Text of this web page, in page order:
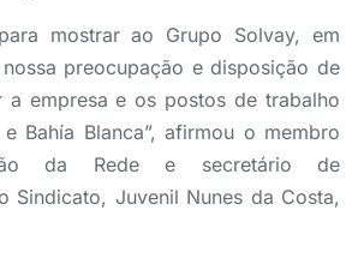
mostrar ao Grupo Solvay, em
preocupação e disposição de
a empresa e os postos de trabalho
Bahía Blanca”, afirmou o membro
da Rede e secretário de
Sindicato, Juvenil Nunes da Costa,